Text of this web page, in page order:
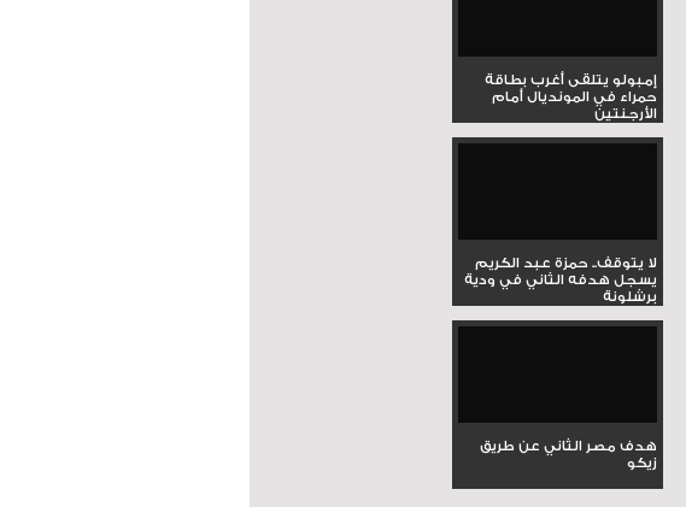
إمبولو يتلقى أغرب بطاقة
حمراء في المونديال أمام
الأرجنتين
لا يتوقف.. حمزة عبد الكريم
يسجل هدفه الثاني في ودية
برشلونة
هدف مصر الثاني عن طريق
زيكو